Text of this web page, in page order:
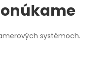
systémoch.